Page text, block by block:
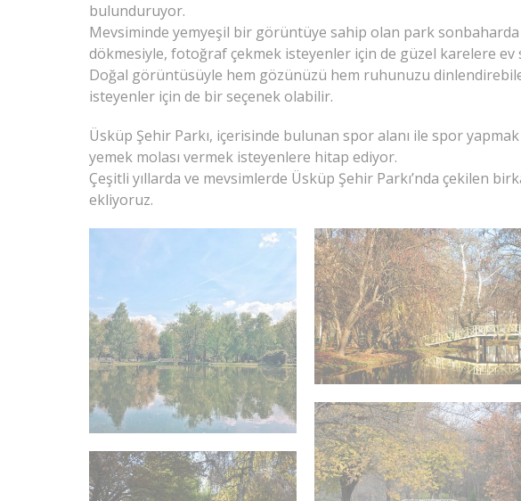
bulunduruyor.
Mevsiminde yemyeşil bir görüntüye sahip olan park sonbaharda
dökmesiyle, fotoğraf çekmek isteyenler için de güzel karelere ev
Doğal görüntüsüyle hem gözünüzü hem ruhunuzu
isteyenler için de bir seçenek olabilir.
Üsküp Şehir Parkı, içerisinde bulunan spor alanı ile spor
yemek molası vermek isteyenlere hitap ediyor.
Çeşitli yıllarda ve mevsimlerde Üsküp Şehir Parkı’nda çekilen
ekliyoruz.